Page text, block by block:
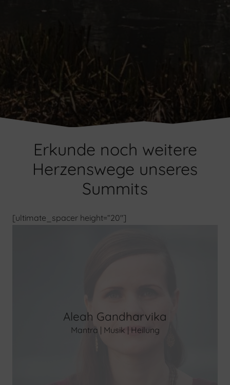
Erkunde noch weitere
Herzenswege unseres
Summits
[ultimate_spacer height=“20″]
Aleah Gandharvika
Mantra | Musik | Heilung